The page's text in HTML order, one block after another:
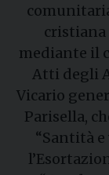
cristiana
mediante il
Atti degli
Vicario
Parisella,
“Santità